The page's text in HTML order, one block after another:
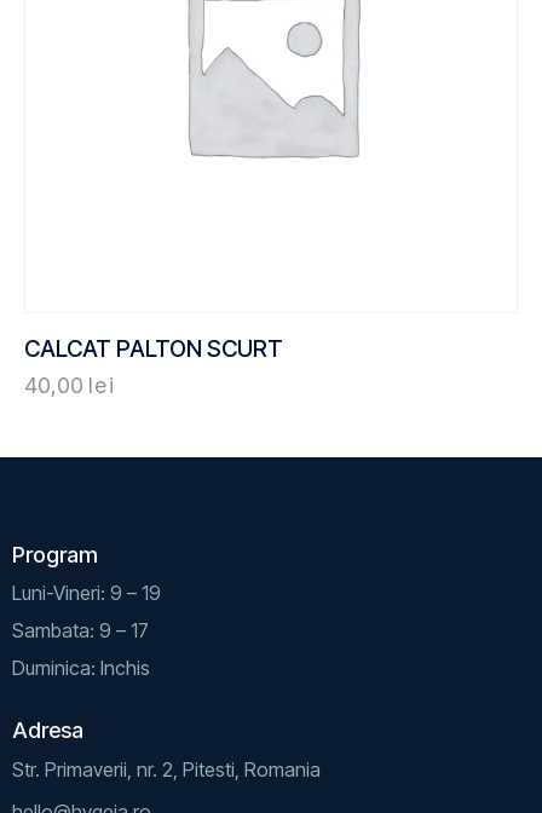
CALCAT PALTON SCURT
40,00 lei
Program
Luni-Vineri: 9 – 19
Sambata: 9 – 17
Duminica: Inchis
Adresa
Str. Primaverii, nr. 2, Pitesti, Romania